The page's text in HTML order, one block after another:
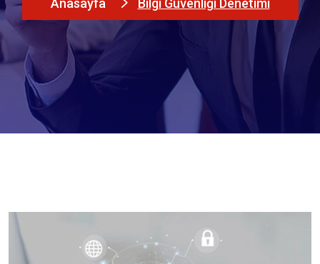
Anasayfa Bilgi Güvenliği Denetimi